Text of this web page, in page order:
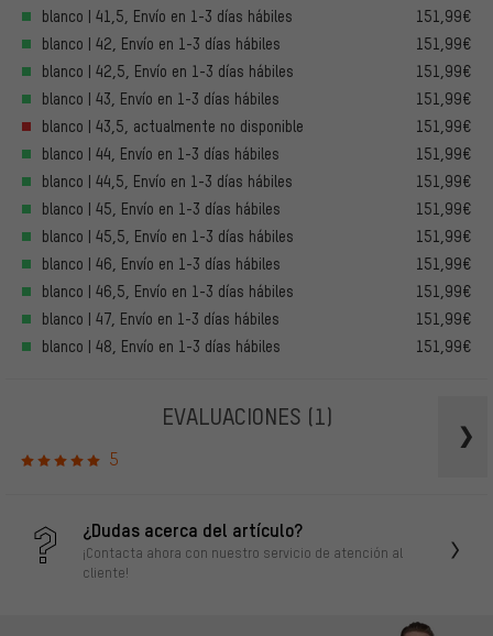
blanco | 41,5, Envío en 1-3 días hábiles
151,99€
blanco | 42, Envío en 1-3 días hábiles
151,99€
blanco | 42,5, Envío en 1-3 días hábiles
151,99€
blanco | 43, Envío en 1-3 días hábiles
151,99€
blanco | 43,5, actualmente no disponible
151,99€
blanco | 44, Envío en 1-3 días hábiles
151,99€
blanco | 44,5, Envío en 1-3 días hábiles
151,99€
blanco | 45, Envío en 1-3 días hábiles
151,99€
blanco | 45,5, Envío en 1-3 días hábiles
151,99€
blanco | 46, Envío en 1-3 días hábiles
151,99€
blanco | 46,5, Envío en 1-3 días hábiles
151,99€
blanco | 47, Envío en 1-3 días hábiles
151,99€
blanco | 48, Envío en 1-3 días hábiles
151,99€
EVALUACIONES (1)
5
¿Dudas acerca del artículo?
¡Contacta ahora con nuestro servicio de atención al
cliente!